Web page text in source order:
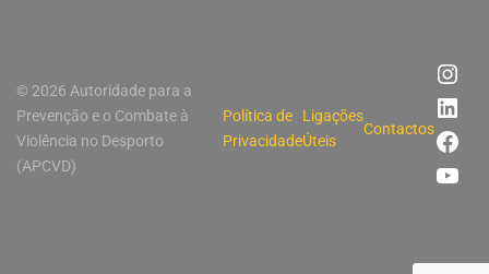
© 2026 Autoridade para a
Prevenção e o Combate à
Violência no Desporto
(APCVD)
Política de
Privacidade
Ligações
Úteis
Contactos